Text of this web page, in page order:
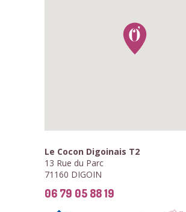
Le Cocon Digoinais T2
13 Rue du Parc
71160 DIGOIN
06 79 05 88 19